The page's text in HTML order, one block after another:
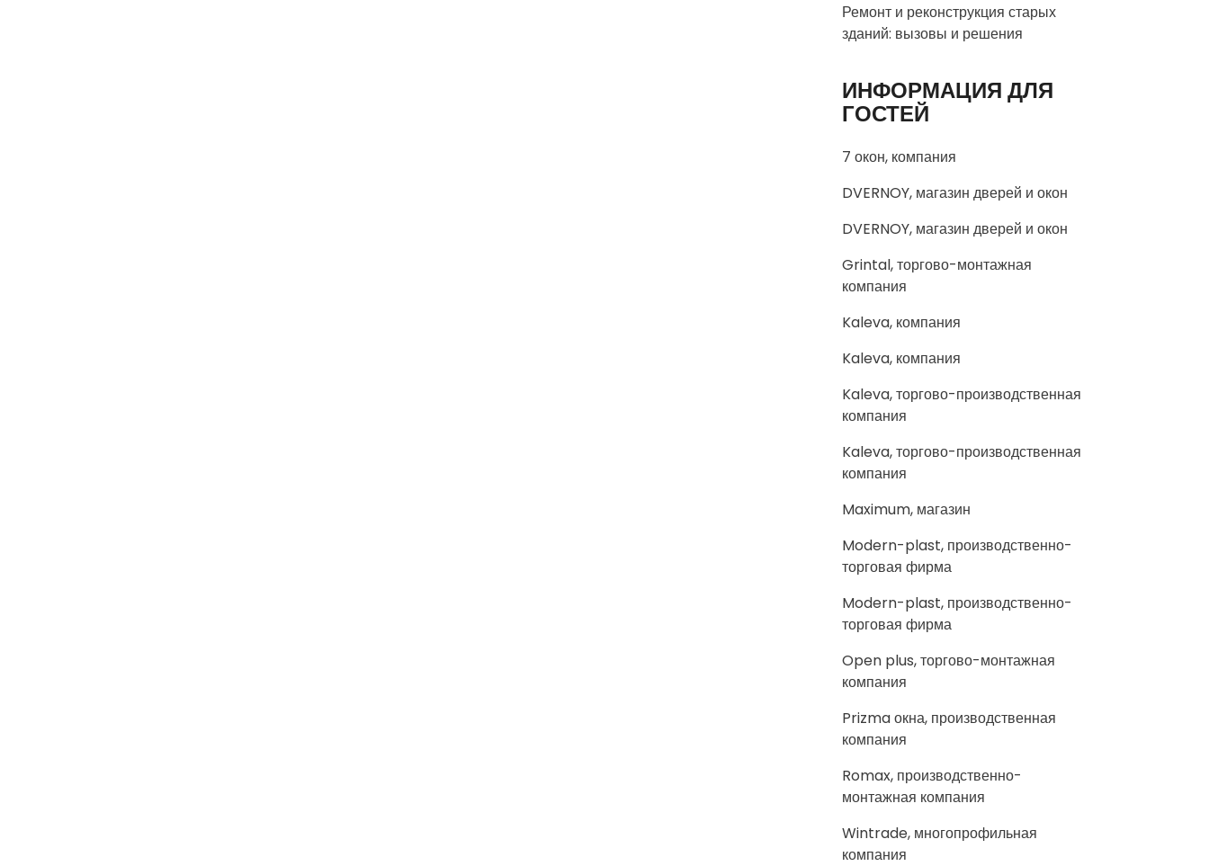
Ремонт и реконструкция старых
зданий: вызовы и решения
ИНФОРМАЦИЯ ДЛЯ
ГОСТЕЙ
7 окон, компания
DVERNOY, магазин дверей и окон
DVERNOY, магазин дверей и окон
Grintal, торгово-монтажная
компания
Kaleva, компания
Kaleva, компания
Kaleva, торгово-производственная
компания
Kaleva, торгово-производственная
компания
Maximum, магазин
Modern-plast, производственно-
торговая фирма
Modern-plast, производственно-
торговая фирма
Open plus, торгово-монтажная
компания
Prizma окна, производственная
компания
Romax, производственно-
монтажная компания
Wintrade, многопрофильная
компания